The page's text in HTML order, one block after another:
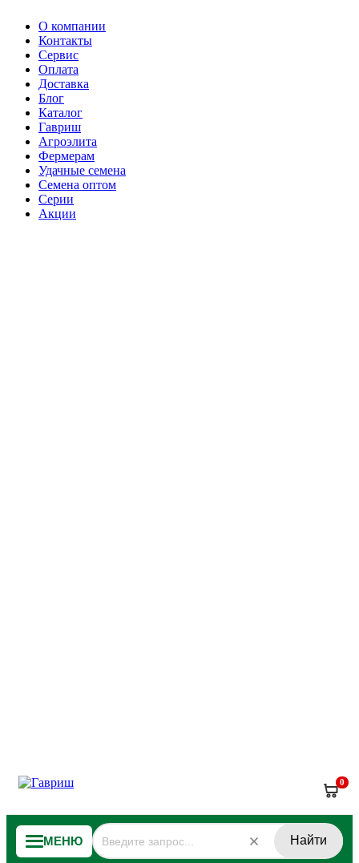
О компании
Контакты
Сервис
Оплата
Доставка
Блог
Каталог
Гавриш
Агроэлита
Фермерам
Удачные семена
Семена оптом
Серии
Акции
0
МЕНЮ Найти